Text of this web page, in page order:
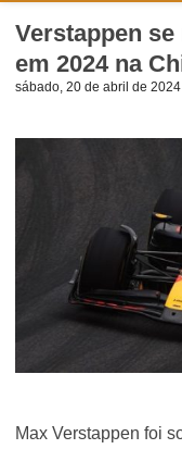
Verstappen
em 2024 na
sábado, 20 de abril de
Max Verstappen foi